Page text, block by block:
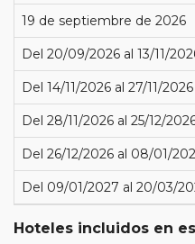
19 de septiembre de 2026
Del 20/09/2026 al 13/11/
Del 14/11/2026 al 27/11/2026
Del 28/11/2026 al 25/12/
Del 26/12/2026 al 08/01/
Del 09/01/2027 al 20/03/
Hoteles incluidos en